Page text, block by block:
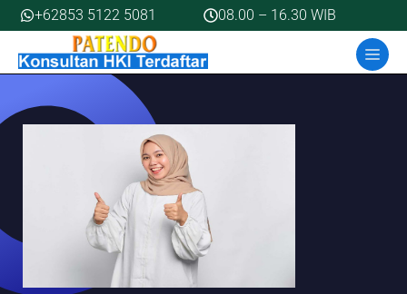
Skip
to
content
+62853 5122 5081 08.00 – 16.30 WIB